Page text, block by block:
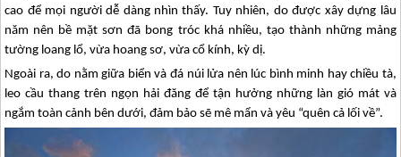
cao để mọi người dễ dàng nhìn thấy. Tuy nhiên, do được xây dựng lâu
năm nên bề mặt sơn đã bong tróc khá nhiều, tạo thành những mảng
tường loang lổ, vừa hoang sơ, vừa cổ kính, kỳ dị.
Ngoài ra, do nằm giữa biển và đá núi lửa nên lúc bình minh hay chiều tà,
leo cầu thang trên ngọn hải đăng để tận hưởng những làn gió mát và
ngắm toàn cảnh bên dưới, đảm bảo sẽ mê mẩn và yêu “quên cả lối về”.